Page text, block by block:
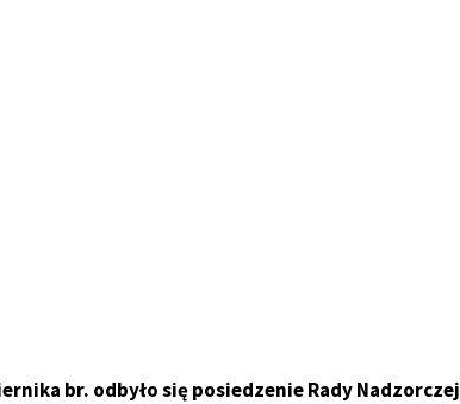
br. odbyło się posiedzenie Rady Nadzorczej